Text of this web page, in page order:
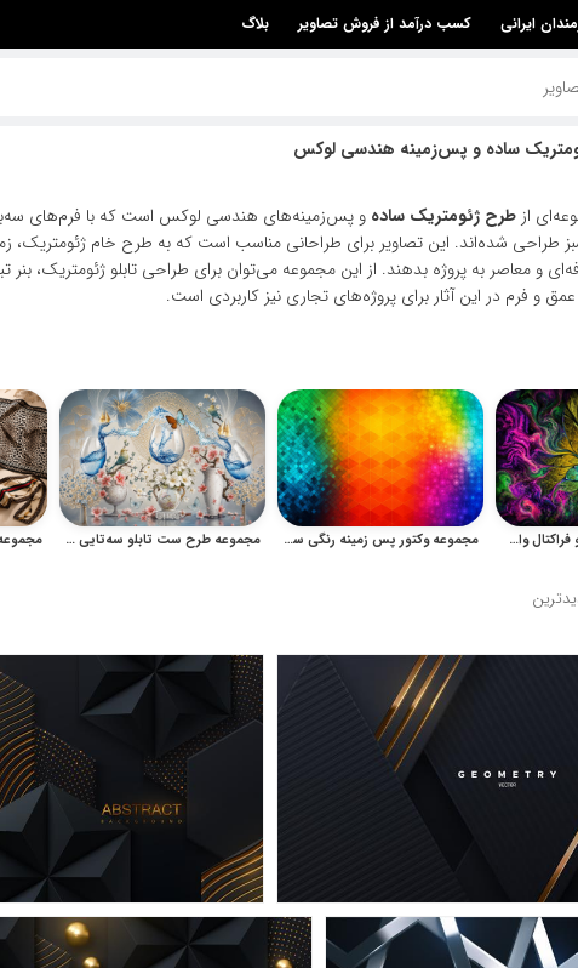
ایرانی کسب درآمد از فروش تصاویر بلاگ
ساده و پس‌زمینه هندسی لوکس
از طرح ژئومتریک ساده و پس‌زمینه‌های هندسی لوکس است که با فرم‌های
طراحی شده‌اند. این تصاویر برای طراحانی مناسب است که به طرح خام ژئومتریک،
معاصر به پروژه بدهند. از این مجموعه می‌توان برای طراحی تابلو ژئومتریک، بنر
و فرم در این آثار برای پروژه‌های تجاری نیز کاربردی است.
مجموعه هنر انتزاعی و فراکتال وال‌آرت و پترن‌های رنگی برای چاپ مجموعه وکتور پس زمینه رنگی ساده و طرح خام برای پوستر مجموعه طرح ست تابلو سه‌تایی دکوراتیو و لوکس برای چاپ